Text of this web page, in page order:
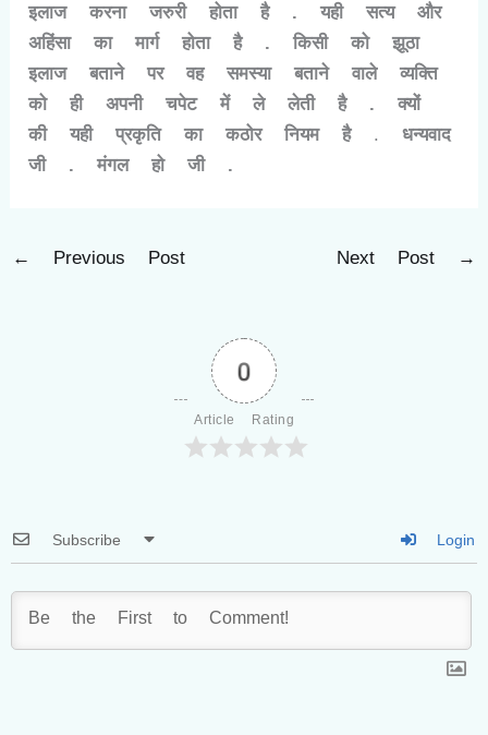
इलाज करना जरुरी होता है . यही सत्य और
अहिंसा का मार्ग होता है . किसी को झूठा
इलाज बताने पर वह समस्या बताने वाले व्यक्ति
को ही अपनी चपेट में ले लेती है . क्यों
की यही प्रकृति का कठोर नियम है.धन्यवाद
जी . मंगल हो जी .
← Previous Post Next Post →
0
Article Rating
Subscribe Login